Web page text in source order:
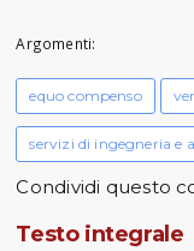
Argomenti:
equo compenso
servizi di ingegneria e
Condividi questo
Testo integrale